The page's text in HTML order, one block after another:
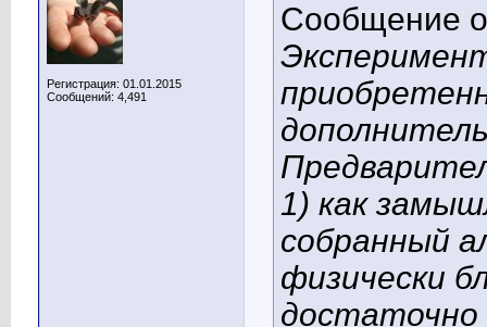
Регистрация: 01.01.2015
Сообщений: 4,491
Сообщение
1) как
собранный
физически
достаточно